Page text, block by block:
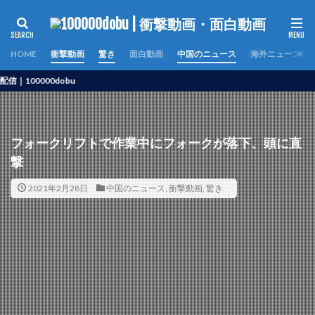
HOME 衝撃動画 驚き 面白動画 中国のニュース 海外ニュース
100000dobu
フォークリフトで作業中にフォークが落下、頭に直
撃
2021年2月28日 中国のニュース, 衝撃動画, 驚き